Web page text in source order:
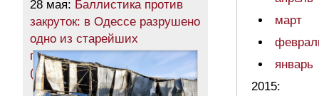
28 мая: Баллистика против
закруток: в Одессе разрушено
одно из старейших
промышленных предприятий
(фото)
март
январь
2015: